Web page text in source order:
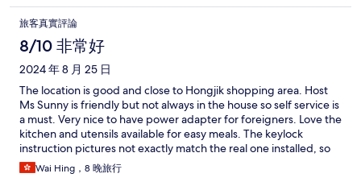
旅客真實評論
8/10 非常好
2024 年 8 月 25 日
The location is good and close to Hongjik shopping area. Host
Ms Sunny is friendly but not always in the house so self service is
a must. Very nice to have power adapter for foreigners. Love the
kitchen and utensils available for easy meals. The keylock
instruction pictures not exactly match the real one installed, so
you need to know how to open the cover before you can key in
the pin. Laundry service is available by telling Sunny and there is
Wai Hing，8 晚旅行